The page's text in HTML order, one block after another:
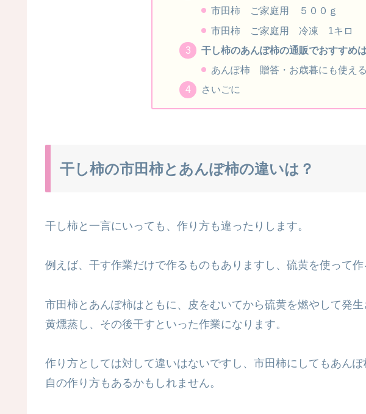
市田柿 ご家庭用 ５００ｇ
市田柿 ご家庭用 冷凍 1キロ
干し柿のあんぽ柿の通販でおすすめ
あんぽ柿 贈答・お歳暮にも使え
さいごに
干し柿の市田柿とあんぽ柿の違いは？
干し柿と一言にいっても、作り方も違ったりします。
例えば、干す作業だけで作るものもありますし、硫黄を使って作
市田柿とあんぽ柿はともに、皮をむいてから硫黄を燃やして発
黄燻蒸し、その後干すといった作業になります。
作り方としては対して違いはないですし、市田柿にしてもあん
自の作り方もあるかもしれません。